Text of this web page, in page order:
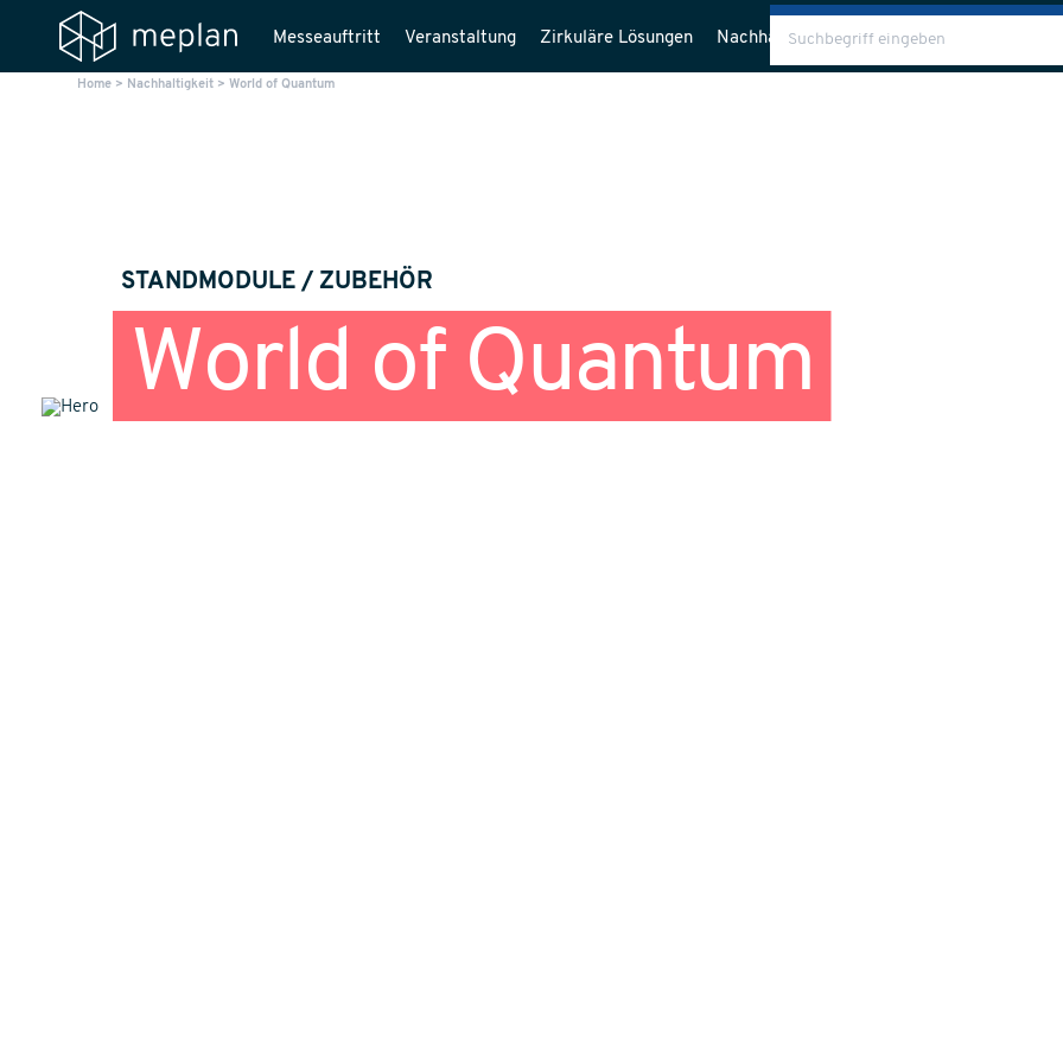
Messeauftritt Veranstaltung Zirkuläre Lösungen Nachhaltigkeit Über uns
Home > Nachhaltigkeit > World of Quantum
STANDMODULE / ZUBEHÖR
World of Quantum